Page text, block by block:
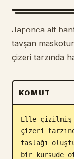
Beceriler
İstemler
İndir
Blog
Japonca alt
tavşan
çizeri tarzında
KOMUT
Elle çizilmiş
çizeri
taslağı
bir kürsüde